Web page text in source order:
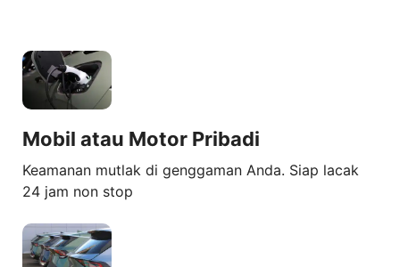
Mobil atau Motor Pribadi
Keamanan mutlak di genggaman Anda. Siap lacak
24 jam non stop